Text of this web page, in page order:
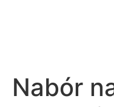
Nabór